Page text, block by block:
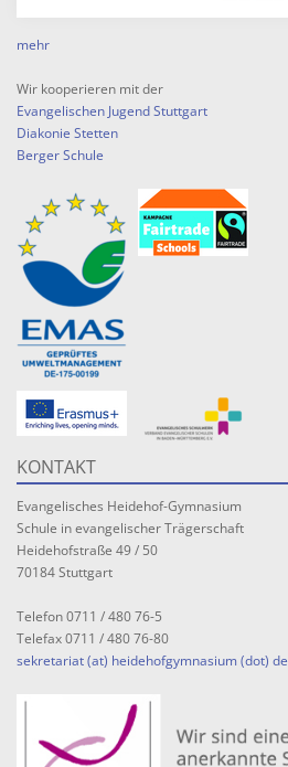
mehr
Wir kooperieren mit der
Evangelischen Jugend Stuttgart
Diakonie Stetten
Berger Schule
KONTAKT
Evangelisches Heidehof-Gymnasium
Schule in evangelischer Trägerschaft
Heidehofstraße 49 / 50
70184 Stuttgart
Telefon 0711 / 480 76-5
Telefax 0711 / 480 76-80
sekretariat (at) heidehofgymnasium (dot) de